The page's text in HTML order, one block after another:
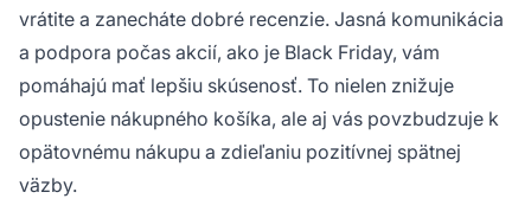
vrátite a zanecháte dobré recenzie. Jasná komunikácia
a podpora počas akcií, ako je Black Friday, vám
pomáhajú mať lepšiu skúsenosť. To nielen znižuje
opustenie nákupného košíka, ale aj vás povzbudzuje k
opätovnému nákupu a zdieľaniu pozitívnej spätnej
väzby.